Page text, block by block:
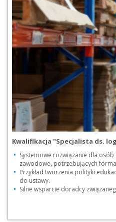
Kwalifikacja "Specjalista ds.
Systemowe rozwiązanie dla
zawodowe, potrzebujących
Przykład tworzenia polityki
do ustawy.
Silne wsparcie doradcy